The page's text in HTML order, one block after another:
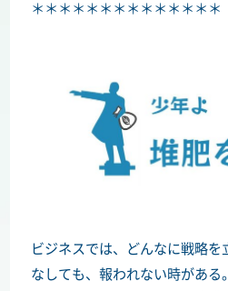
＊＊＊＊＊＊＊＊＊＊＊＊＊＊
ビジネスでは、どんなに戦略を
なしても、報われない時がある。